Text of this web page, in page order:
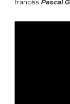
francês Pascal